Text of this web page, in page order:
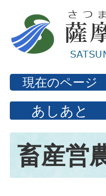
現在のページ
あしあと
畜産営